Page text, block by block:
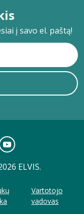
į savo el. paštą!
ELVIS.
Vartotojo
vadovas